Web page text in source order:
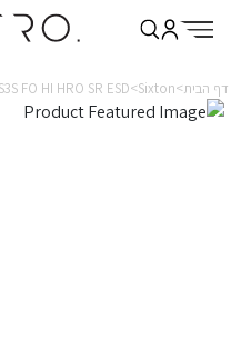
דף הבית>Sixton>
FO HI HRO SR ESD